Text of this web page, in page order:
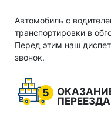
Автомобиль с
транспортировки в
Перед этим наш
звонок.
5
ПЕРЕЕЗДА